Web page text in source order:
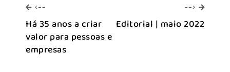
<--
Há 35 anos a criar
valor para pessoas e
empresas
--> -->
Editorial | maio 2022